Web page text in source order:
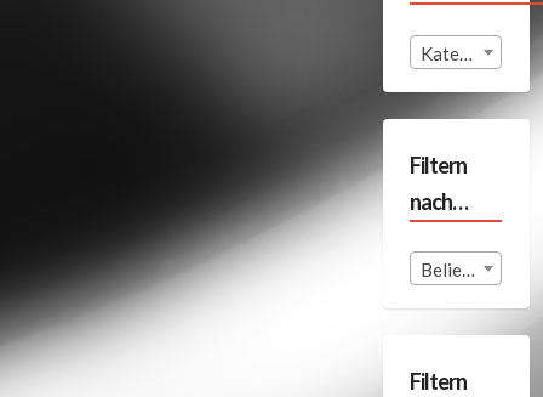
Kategorie auswählen
Filtern
nach…
Beliebige Format
Filtern